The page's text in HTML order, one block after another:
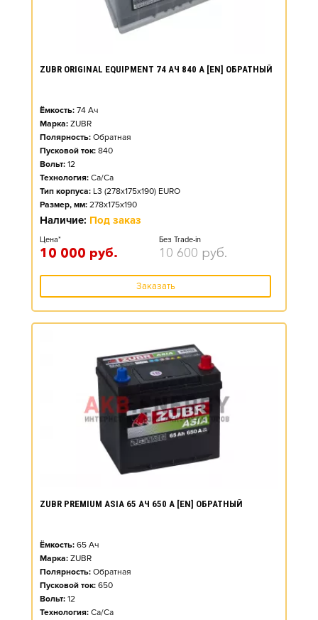
ZUBR ORIGINAL EQUIPMENT 74 АЧ 840 А [EN] ОБРАТНЫЙ
Ёмкость: 74 Ач
Марка: ZUBR
Полярность: Обратная
Пусковой ток: 840
Вольт: 12
Технология: Ca/Ca
Тип корпуса: L3 (278x175x190) EURO
Размер, мм: 278x175x190
Наличие: Под заказ
Цена*
10 000 руб.
Без Trade-in
10 600 руб.
Заказать
ZUBR PREMIUM ASIA 65 АЧ 650 А [EN] ОБРАТНЫЙ
Ёмкость: 65 Ач
Марка: ZUBR
Полярность: Обратная
Пусковой ток: 650
Вольт: 12
Технология: Ca/Ca